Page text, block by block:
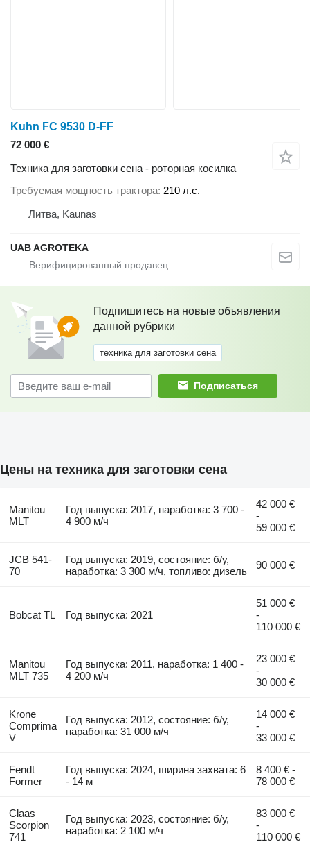
Kuhn FC 9530 D-FF
72 000 €
Техника для заготовки сена - роторная косилка
Требуемая мощность трактора 210 л.с.
Литва, Kaunas
UAB AGROTEKA
Подпишитесь на новые объявления
данной рубрики
техника для заготовки сена
Подписаться
Цены на техника для заготовки сена
Manitou
MLT
Год выпуска: 2017, наработка: 3 700 -
4 900 м/ч
42 000 €
-
59 000 €
JCB 541-
70
Год выпуска: 2019, состояние: б/у,
наработка: 3 300 м/ч, топливо: дизель
90 000 €
Bobcat TL Год выпуска: 2021
51 000 €
-
110 000 €
Manitou
MLT 735
Год выпуска: 2011, наработка: 1 400 -
4 200 м/ч
23 000 €
-
30 000 €
Krone
Comprima
V
Год выпуска: 2012, состояние: б/у,
наработка: 31 000 м/ч
14 000 €
-
33 000 €
Fendt
Former
Год выпуска: 2024, ширина захвата: 6
- 14 м
8 400 € -
78 000 €
Claas
Scorpion
741
Год выпуска: 2023, состояние: б/у,
наработка: 2 100 м/ч
83 000 €
-
110 000 €